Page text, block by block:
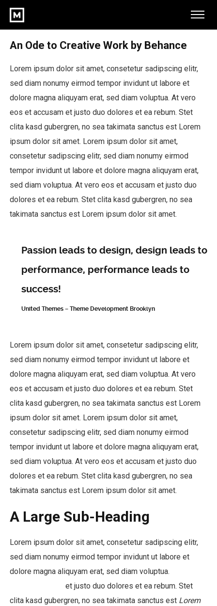
An Ode to Creative Work by Behance
Lorem ipsum dolor sit amet, consetetur sadipscing elitr,
sed diam nonumy eirmod tempor invidunt ut labore et
dolore magna aliquyam erat, sed diam voluptua. At vero
eos et accusam et justo duo dolores et ea rebum. Stet
clita kasd gubergren, no sea takimata sanctus est Lorem
ipsum dolor sit amet. Lorem ipsum dolor sit amet,
consetetur sadipscing elitr, sed diam nonumy eirmod
tempor invidunt ut labore et dolore magna aliquyam erat,
sed diam voluptua. At vero eos et accusam et justo duo
dolores et ea rebum. Stet clita kasd gubergren, no sea
takimata sanctus est Lorem ipsum dolor sit amet.
Passion leads to design, design leads to
performance, performance leads to
success!
United Themes – Theme Development Brooklyn
Lorem ipsum dolor sit amet, consetetur sadipscing elitr,
sed diam nonumy eirmod tempor invidunt ut labore et
dolore magna aliquyam erat, sed diam voluptua. At vero
eos et accusam et justo duo dolores et ea rebum. Stet
clita kasd gubergren, no sea takimata sanctus est Lorem
ipsum dolor sit amet. Lorem ipsum dolor sit amet,
consetetur sadipscing elitr, sed diam nonumy eirmod
tempor invidunt ut labore et dolore magna aliquyam erat,
sed diam voluptua. At vero eos et accusam et justo duo
dolores et ea rebum. Stet clita kasd gubergren, no sea
takimata sanctus est Lorem ipsum dolor sit amet.
A Large Sub-Heading
Lorem ipsum dolor sit amet, consetetur sadipscing elitr,
sed diam nonumy eirmod tempor invidunt ut labore et
dolore magna aliquyam erat, sed diam voluptua.
et justo duo dolores et ea rebum. Stet
clita kasd gubergren, no sea takimata sanctus est Lorem